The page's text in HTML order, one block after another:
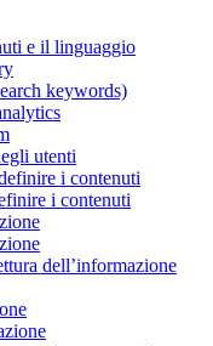
e il linguaggio
keywords)
utenti
i contenuti
i contenuti
dell’informazione